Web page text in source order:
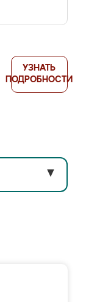
УЗНАТЬ
ПОДРОБНОСТИ
▼